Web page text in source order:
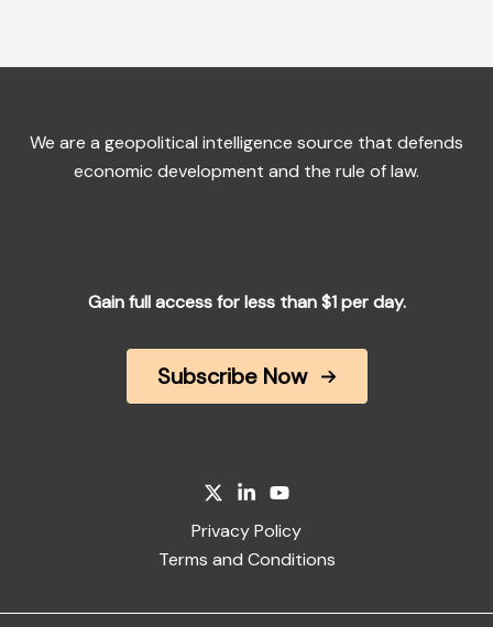
We are a geopolitical intelligence source that defends
economic development and the rule of law.
Gain full access for less than $1 per day.
Subscribe Now
Privacy Policy
Terms and Conditions